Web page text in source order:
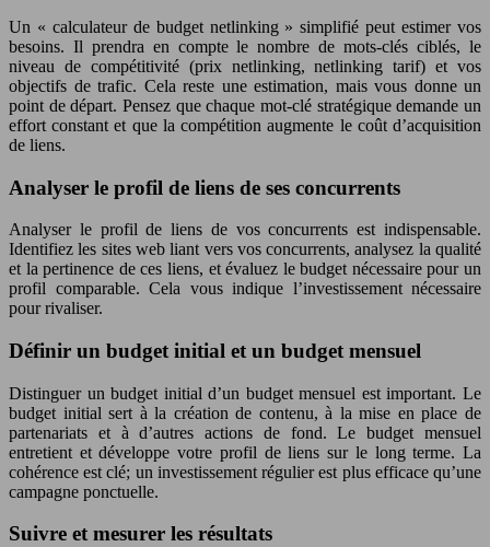
Un « calculateur de budget netlinking » simplifié peut estimer vos
besoins. Il prendra en compte le nombre de mots-clés ciblés, le
niveau de compétitivité (prix netlinking, netlinking tarif) et vos
objectifs de trafic. Cela reste une estimation, mais vous donne un
point de départ. Pensez que chaque mot-clé stratégique demande un
effort constant et que la compétition augmente le coût d’acquisition
de liens.
Analyser le profil de liens de ses concurrents
Analyser le profil de liens de vos concurrents est indispensable.
Identifiez les sites web liant vers vos concurrents, analysez la qualité
et la pertinence de ces liens, et évaluez le budget nécessaire pour un
profil comparable. Cela vous indique l’investissement nécessaire
pour rivaliser.
Définir un budget initial et un budget mensuel
Distinguer un budget initial d’un budget mensuel est important. Le
budget initial sert à la création de contenu, à la mise en place de
partenariats et à d’autres actions de fond. Le budget mensuel
entretient et développe votre profil de liens sur le long terme. La
cohérence est clé; un investissement régulier est plus efficace qu’une
campagne ponctuelle.
Suivre et mesurer les résultats